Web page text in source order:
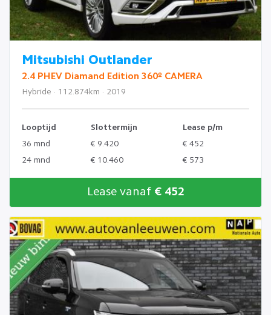
Mitsubishi Outlander
2.4 PHEV Diamand Edition 360º CAMERA
Hybride · 112.874km · 2019
Looptijd Slottermijn
Lease p/m
36 mnd
€ 9.420
€ 452
24 mnd
€ 10.460 € 573
Lease vanaf € 452